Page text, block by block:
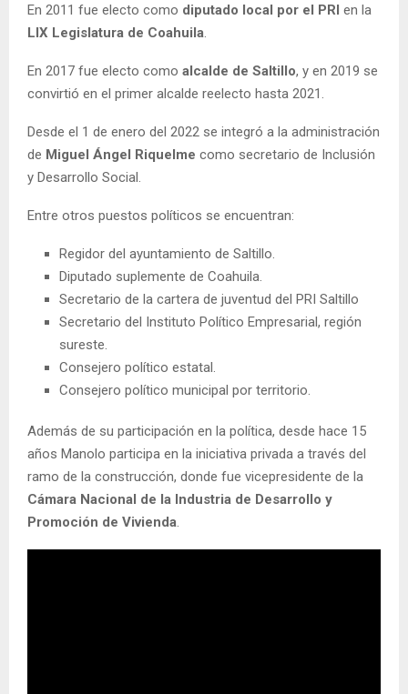
En 2011 fue electo como diputado local por el PRI en la
LIX Legislatura de Coahuila.
En 2017 fue electo como alcalde de Saltillo, y en 2019 se
convirtió en el primer alcalde reelecto hasta 2021.
Desde el 1 de enero del 2022 se integró a la administración
de Miguel Ángel Riquelme como secretario de Inclusión
y Desarrollo Social.
Entre otros puestos políticos se encuentran:
Regidor del ayuntamiento de Saltillo.
Diputado suplemente de Coahuila.
Secretario de la cartera de juventud del PRI Saltillo
Secretario del Instituto Político Empresarial, región
sureste.
Consejero político estatal.
Consejero político municipal por territorio.
Además de su participación en la política, desde hace 15
años Manolo participa en la iniciativa privada a través del
ramo de la construcción, donde fue vicepresidente de la
Cámara Nacional de la Industria de Desarrollo y
Promoción de Vivienda.